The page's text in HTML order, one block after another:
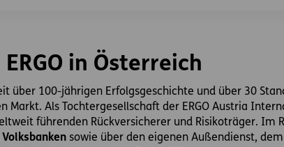
ERGO in Österreich
über 100-jährigen Erfolgsgeschichte und über 30
Als Tochtergesellschaft der ERGO Austria
führenden Rückversicherer und Risikoträger. Im
sowie über den eigenen Außendienst,